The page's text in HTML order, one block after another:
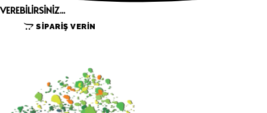
VEREBİLİRSİNİZ...
SİPARİŞ VERİN